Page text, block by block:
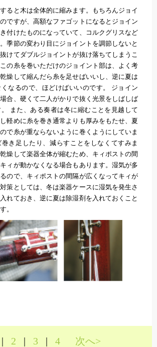
ると木は全体的に縮みます。もちろんジョイ
ですが、高額なファゴットになるとジョイン
付けたものになっていて、コルクグリスなど
季節の変わり目にジョイントを調節しないと
けてダブルジョイントが抜け落ちてしまうこ
の糸を巻いただけのジョイント部は、よく考
燥して縮んだら糸を足せばいいし、逆に夏は
なるので、ほどけばいいのです。 ジョイン
合、硬くて二人がかりで抜く光景をしばしば
また、ある奏者は冬に縮むことを見越して
軽めに糸を巻き通常よりも厚みをもたせ、夏
で糸が重ならないように巻くようにしていま
き足したり、減らすことをしなくてすみま
燥して楽器全体が縮むため、キィポストの間
ィが動かなくなる場合もあります。湿気が多
ので、キィポストの間隔が広くなってキィが
策としては、冬は楽器ケースに湿気を発生さ
れておき、逆に夏は除湿剤を入れておくこと
。
| 2 | 3 |4 次へ>